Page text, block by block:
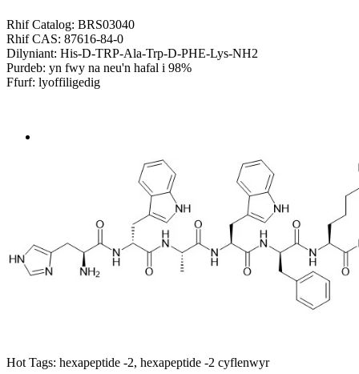
Rhif Catalog: BRS03040
Rhif CAS: 87616-84-0
Dilyniant: His-D-TRP-Ala-Trp-D-PHE-Lys-NH2
Purdeb: yn fwy na neu'n hafal i 98%
Ffurf: lyoffiligedig
Hot Tags: hexapeptide -2, hexapeptide -2 cyflenwyr